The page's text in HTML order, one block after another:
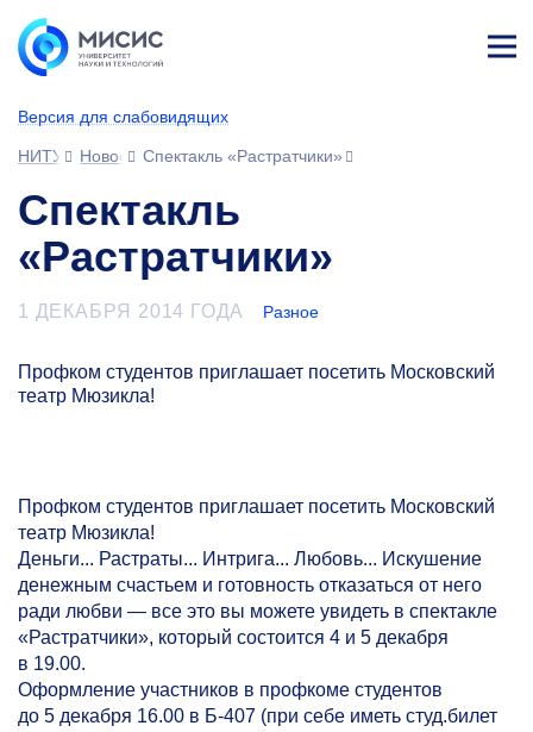
Версия для слабовидящих
НИТУ МИСИС
НовостиСпектакль «Растратчики»
Спектакль
«Растратчики»
1 ДЕКАБРЯ 2014 ГОДА Разное
Профком студентов приглашает посетить Московский
театр Мюзикла!
Профком студентов приглашает посетить Московский
театр Мюзикла!
Деньги... Растраты... Интрига... Любовь... Искушение
денежным счастьем и готовность отказаться от него
ради любви — все это вы можете увидеть в спектакле
«Растратчики», который состоится 4 и 5 декабря
в 19.00.
Оформление участников в профкоме студентов
до 5 декабря 16.00 в Б-407 (при себе иметь студ.билет